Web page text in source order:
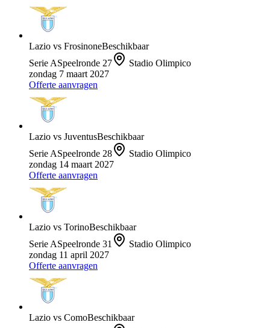
Lazio vs FrosinoneBeschikbaar
Serie ASpeelronde 27
Stadio Olimpico
zondag 7 maart 2027
Offerte aanvragen
Lazio vs JuventusBeschikbaar
Serie ASpeelronde 28
Stadio Olimpico
zondag 14 maart 2027
Offerte aanvragen
Lazio vs TorinoBeschikbaar
Serie ASpeelronde 31
Stadio Olimpico
zondag 11 april 2027
Offerte aanvragen
Lazio vs ComoBeschikbaar